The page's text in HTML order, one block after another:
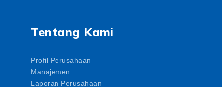
Tentang Kami
Profil Perusahaan
Manajemen
Laporan Perusahaan